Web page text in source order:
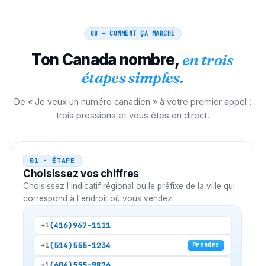
08 — COMMENT ÇA MARCHE
Ton Canada nombre,en trois
étapes simples.
De « Je veux un numéro canadien » à votre premier appel :
trois pressions et vous êtes en direct.
01 · ÉTAPE
Choisissez vos chiffres
Choisissez l'indicatif régional ou le préfixe de la ville qui
correspond à l'endroit où vous vendez.
+1(416)967-1111
+1(514)555-1234 Prendre